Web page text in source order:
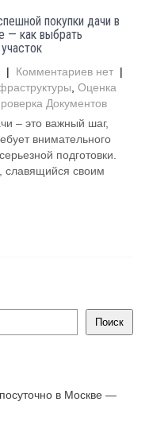
покупки дачи в
— как выбрать
| Комментариев нет |
Оценка
Документов
– это важный шаг,
внимательного
подготовки.
славящийся своим
Поиск
в Москве —